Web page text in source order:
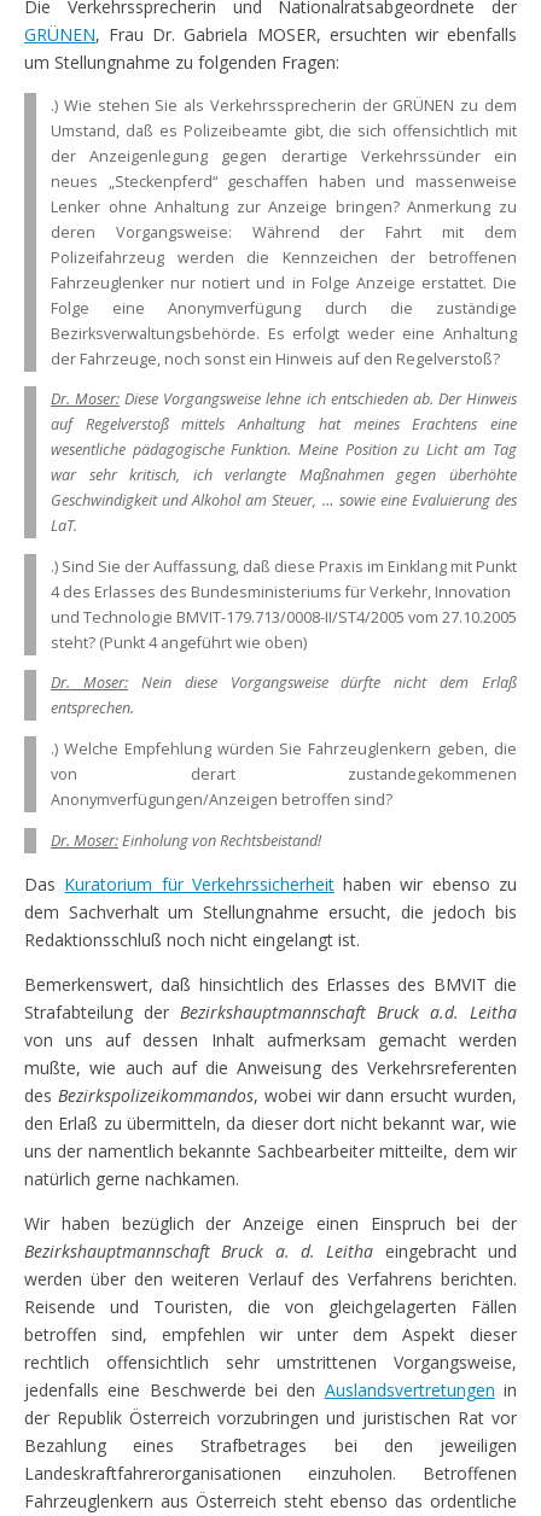
Die Verkehrssprecherin und Nationalratsabgeordnete der
GRÜNEN, Frau Dr. Gabriela MOSER, ersuchten wir ebenfalls
um Stellungnahme zu folgenden Fragen:
.) Wie stehen Sie als Verkehrssprecherin der GRÜNEN zu dem
Umstand, daß es Polizeibeamte gibt, die sich offensichtlich mit
der Anzeigenlegung gegen derartige Verkehrssünder ein
neues „Steckenpferd“ geschaffen haben und massenweise
Lenker ohne Anhaltung zur Anzeige bringen? Anmerkung zu
deren Vorgangsweise: Während der Fahrt mit dem
Polizeifahrzeug werden die Kennzeichen der betroffenen
Fahrzeuglenker nur notiert und in Folge Anzeige erstattet. Die
Folge eine Anonymverfügung durch die zuständige
Bezirksverwaltungsbehörde. Es erfolgt weder eine Anhaltung
der Fahrzeuge, noch sonst ein Hinweis auf den Regelverstoß?
Dr. Moser: Diese Vorgangsweise lehne ich entschieden ab. Der Hinweis
auf Regelverstoß mittels Anhaltung hat meines Erachtens eine
wesentliche pädagogische Funktion. Meine Position zu Licht am Tag
war sehr kritisch, ich verlangte Maßnahmen gegen überhöhte
Geschwindigkeit und Alkohol am Steuer, … sowie eine Evaluierung des
LaT.
.) Sind Sie der Auffassung, daß diese Praxis im Einklang mit Punkt
4 des Erlasses des Bundesministeriums für Verkehr, Innovation
und Technologie BMVIT-179.713/0008-II/ST4/2005 vom 27.10.2005
steht? (Punkt 4 angeführt wie oben)
Dr. Moser:Nein diese Vorgangsweise dürfte nicht dem Erlaß
entsprechen.
.) Welche Empfehlung würden Sie Fahrzeuglenkern geben, die
von derart zustandegekommenen
Anonymverfügungen/Anzeigen betroffen sind?
Dr. Moser:Einholung von Rechtsbeistand!
Das Kuratorium für Verkehrssicherheithaben wir ebenso zu
dem Sachverhalt um Stellungnahme ersucht, die jedoch bis
Redaktionsschluß noch nicht eingelangt ist.
Bemerkenswert, daß hinsichtlich des Erlasses des BMVIT die
Strafabteilung der Bezirkshauptmannschaft Bruck a.d. Leitha
von uns auf dessen Inhalt aufmerksam gemacht werden
mußte, wie auch auf die Anweisung des Verkehrsreferenten
des Bezirkspolizeikommandos, wobei wir dann ersucht wurden,
den Erlaß zu übermitteln, da dieser dort nicht bekannt war, wie
uns der namentlich bekannte Sachbearbeiter mitteilte, dem wir
natürlich gerne nachkamen.
Wir haben bezüglich der Anzeige einen Einspruch bei der
Bezirkshauptmannschaft Bruck a. d. Leitha eingebracht und
werden über den weiteren Verlauf des Verfahrens berichten.
Reisende und Touristen, die von gleichgelagerten Fällen
betroffen sind, empfehlen wir unter dem Aspekt dieser
rechtlich offensichtlich sehr umstrittenen Vorgangsweise,
jedenfalls eine Beschwerde bei den Auslandsvertretungen in
der Republik Österreich vorzubringen und juristischen Rat vor
Bezahlung eines Strafbetrages bei den jeweiligen
Landeskraftfahrerorganisationen einzuholen. Betroffenen
Fahrzeuglenkern aus Österreich steht ebenso das ordentliche